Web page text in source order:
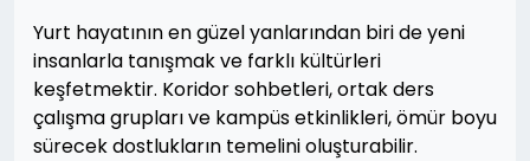
Yurt hayatının en güzel yanlarından biri de yeni
insanlarla tanışmak ve farklı kültürleri
keşfetmektir. Koridor sohbetleri, ortak ders
çalışma grupları ve kampüs etkinlikleri, ömür boyu
sürecek dostlukların temelini oluşturabilir.